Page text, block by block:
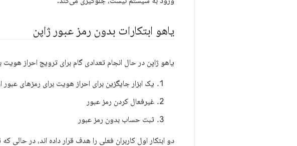
یاهو ابتکارات بدون رمز عبور ژاپن
یاهو ژاپن در حال انجام تعدادی گام برای ترویج احراز
یک ابزار جایگزین برای احراز هویت برای رمزهای عبور
غیرفعال کردن رمز عبور
ثبت حساب بدون رمز عبور
دو ابتکار اول کاربران فعلی را هدف قرار داده اند، در